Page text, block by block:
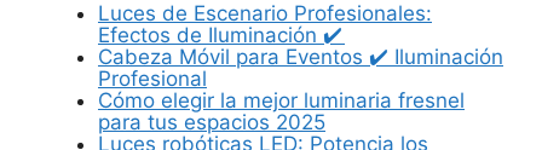
Luces de Escenario Profesionales:
Efectos de Iluminación ✔️
Cabeza Móvil para Eventos ✔️ Iluminación
Profesional
Cómo elegir la mejor luminaria fresnel
para tus espacios 2025
Luces robóticas LED: Potencia los